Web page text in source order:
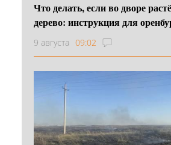
Что делать, если во дворе
дерево: инструкция для
9 августа 09:02